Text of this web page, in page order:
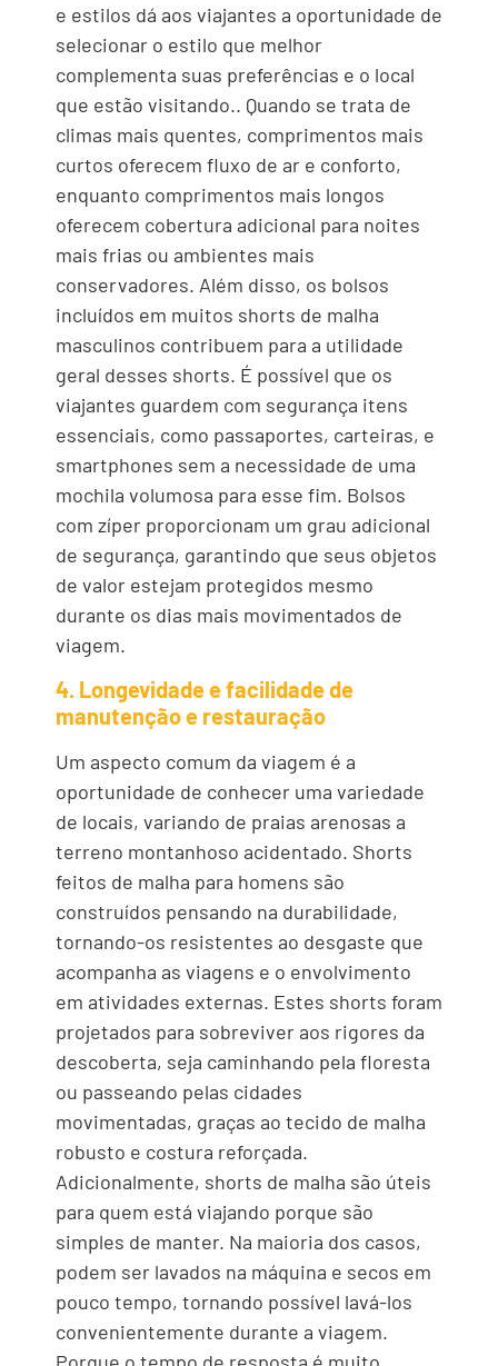
e estilos dá aos viajantes a oportunidade de
selecionar o estilo que melhor
complementa suas preferências e o local
que estão visitando.. Quando se trata de
climas mais quentes, comprimentos mais
curtos oferecem fluxo de ar e conforto,
enquanto comprimentos mais longos
oferecem cobertura adicional para noites
mais frias ou ambientes mais
conservadores. Além disso, os bolsos
incluídos em muitos shorts de malha
masculinos contribuem para a utilidade
geral desses shorts. É possível que os
viajantes guardem com segurança itens
essenciais, como passaportes, carteiras, e
smartphones sem a necessidade de uma
mochila volumosa para esse fim. Bolsos
com zíper proporcionam um grau adicional
de segurança, garantindo que seus objetos
de valor estejam protegidos mesmo
durante os dias mais movimentados de
viagem.
4. Longevidade e facilidade de
manutenção e restauração
Um aspecto comum da viagem é a
oportunidade de conhecer uma variedade
de locais, variando de praias arenosas a
terreno montanhoso acidentado. Shorts
feitos de malha para homens são
construídos pensando na durabilidade,
tornando-os resistentes ao desgaste que
acompanha as viagens e o envolvimento
em atividades externas. Estes shorts foram
projetados para sobreviver aos rigores da
descoberta, seja caminhando pela floresta
ou passeando pelas cidades
movimentadas, graças ao tecido de malha
robusto e costura reforçada.
Adicionalmente, shorts de malha são úteis
para quem está viajando porque são
simples de manter. Na maioria dos casos,
podem ser lavados na máquina e secos em
pouco tempo, tornando possível lavá-los
convenientemente durante a viagem.